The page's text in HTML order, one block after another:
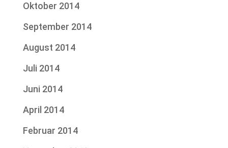
Oktober 2014
September 2014
August 2014
Juli 2014
Juni 2014
April 2014
Februar 2014